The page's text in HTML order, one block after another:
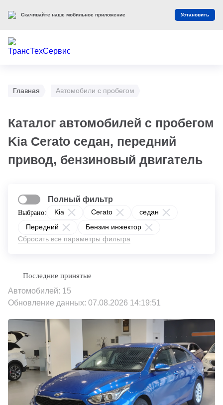
Главная Автомобили с пробегом
Каталог автомобилей с пробегом
Kia Cerato седан, передний
привод, бензиновый двигатель
Выбрано: Kia Cerato
седан
Передний
Бензин инжектор
Сбросить все параметры фильтра
Полный фильтр
Автомобилей: 15
Обновление данных: 07.08.2026 14:19:51
Скачивайте наше мобильное приложение Установить